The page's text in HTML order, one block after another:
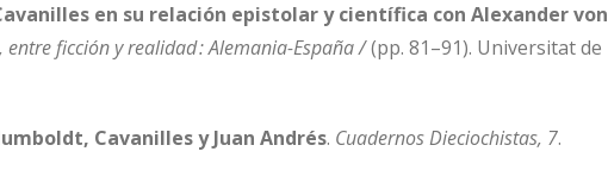
en su relación epistolar y científica con Alexander von
entre ficción y realidad : Alemania-España /(pp. 81–91). Universitat de
Cavanilles y Juan Andrés. Cuadernos Dieciochistas, 7.